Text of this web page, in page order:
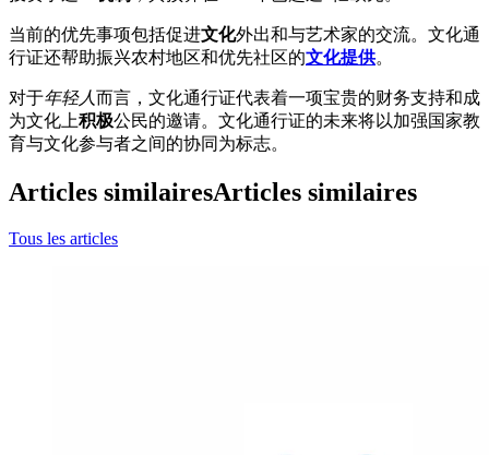
当前的优先事项包括促进文化外出和与艺术家的交流。文化通
行证还帮助振兴农村地区和优先社区的文化提供。
对于年轻人而言，文化通行证代表着一项宝贵的财务支持和成
为文化上积极公民的邀请。文化通行证的未来将以加强国家教
育与文化参与者之间的协同为标志。
Articles similairesArticles similaires
Tous les articles